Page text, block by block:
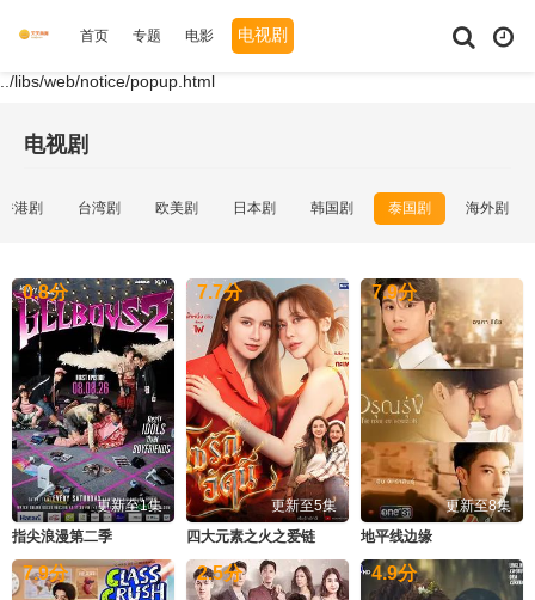
首页 专题 电影 电视剧 短剧大全 体育
../libs/web/notice/popup.html
电视剧
香港剧 台湾剧 欧美剧 日本剧 韩国剧 泰国剧 海外剧
0.8分
更新至1集
指尖浪漫第二季
7.7分
更新至5集
四大元素之火之爱链
7.9分
更新至8集
地平线边缘
7.9分 2.5分 4.9分